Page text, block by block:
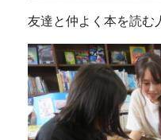
友達と仲よく本を読む